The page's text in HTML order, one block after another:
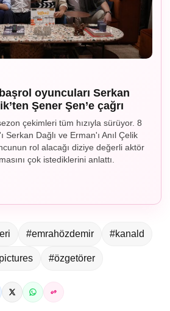
oyuncuları Serkan
Şener Şen’e çağrı
çekimleri tüm hızıyla sürüyor. 8
Serkan Dağlı ve Erman'ı Anıl Çelik
rol alacağı diziye değerli aktör
çok istediklerini anlattı.
#emrahözdemir #kanald
#özgetörer